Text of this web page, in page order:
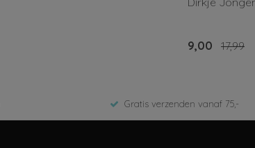
9,00 17,99
Gratis verzenden vanaf 75,-